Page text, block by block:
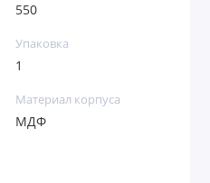
550
Упаковка
1
Материал корпуса
МДФ